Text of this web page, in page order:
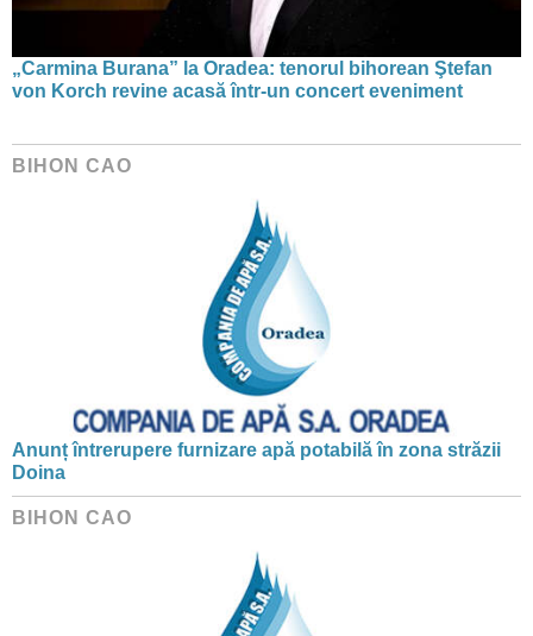
„Carmina Burana” la Oradea: tenorul bihorean Ştefan
von Korch revine acasă într-un concert eveniment
BIHON CAO
Anunț întrerupere furnizare apă potabilă în zona străzii
Doina
BIHON CAO